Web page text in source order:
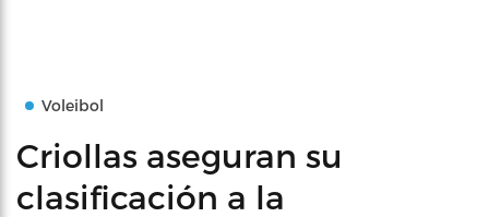
Voleibol
Criollas aseguran su
clasificación a la